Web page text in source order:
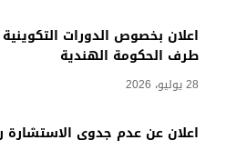
اعلان بخصوص الدورات
طرف الحكومة الهندية
28 يوليو، 2026
اعلان عن عدم جدوى الاستشارة